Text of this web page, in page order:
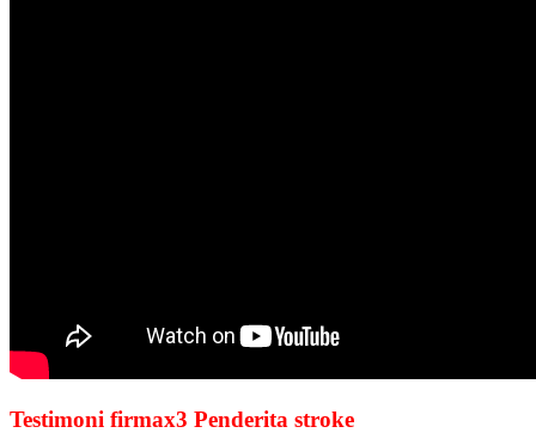
Testimoni firmax3 Penderita stroke